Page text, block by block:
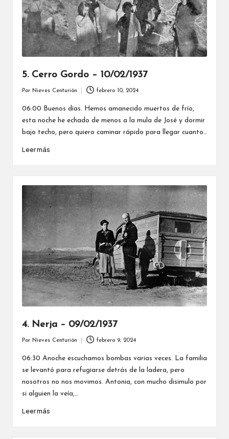
5. Cerro Gordo – 10/02/1937
por
Por Nieves Centurión febrero 10, 2024
06:00 Buenos días. Hemos amanecido muertos de frío,
esta noche he echado de menos a la mula de José y dormir
bajo techo, pero quiero caminar rápido para llegar cuanto…
Leer más
4. Nerja – 09/02/1937
por
Por Nieves Centurión febrero 9, 2024
06:30 Anoche escuchamos bombas varias veces. La familia
se levantó para refugiarse detrás de la ladera, pero
nosotros no nos movimos. Antonia, con mucho disimulo por
si alguien la veía,…
Leer más